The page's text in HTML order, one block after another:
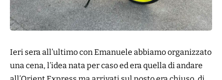
Ieri sera all’ultimo con Emanuele abbiamo organizzato
una cena, l’idea nata per caso ed era quella di andare